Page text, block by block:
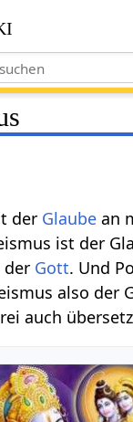
der Glaube an
ist der
der Gott. Und
also der
auch